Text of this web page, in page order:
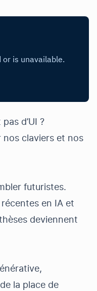
d’UI ?
nos claviers et nos
futuristes.
en IA et
deviennent
la place de